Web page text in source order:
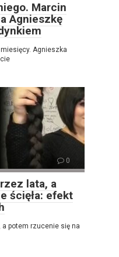
Marcin
Agnieszkę
Agnieszka
0
lata, a
ścięła: efekt
potem rzucenie się na